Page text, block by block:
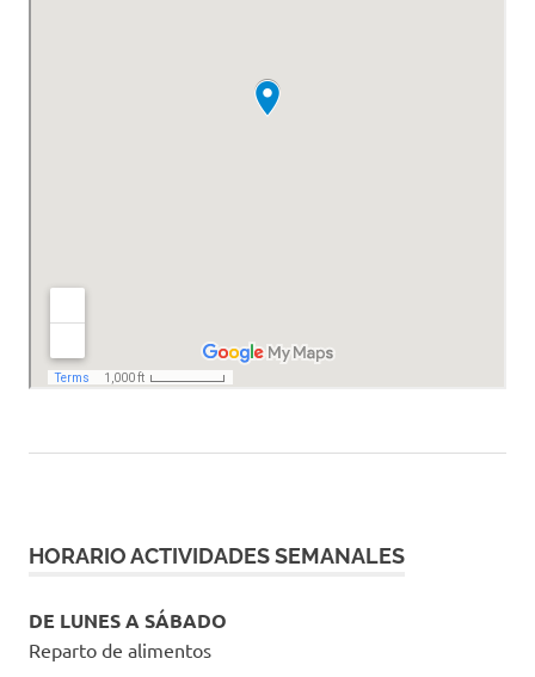
HORARIO ACTIVIDADES SEMANALES
DE LUNES A SÁBADO
Reparto de alimentos